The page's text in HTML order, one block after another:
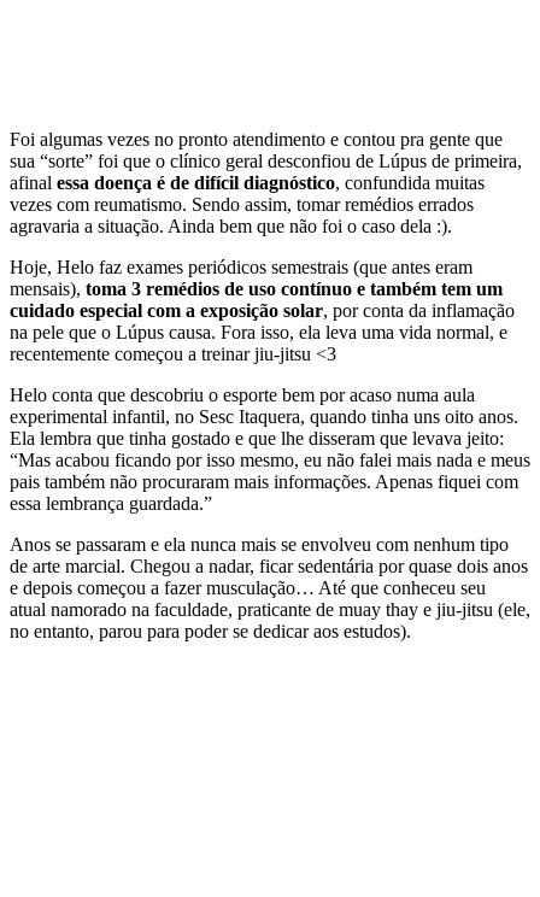
Foi algumas vezes no pronto atendimento e contou pra gente que
sua “sorte” foi que o clínico geral desconfiou de Lúpus de primeira,
afinal essa doença é de difícil diagnóstico, confundida muitas
vezes com reumatismo. Sendo assim, tomar remédios errados
agravaria a situação. Ainda bem que não foi o caso dela :).
Hoje, Helo faz exames periódicos semestrais (que antes eram
mensais), toma 3 remédios de uso contínuo e também tem um
cuidado especial com a exposição solar, por conta da inflamação
na pele que o Lúpus causa. Fora isso, ela leva uma vida normal, e
recentemente começou a treinar jiu-jitsu <3
Helo conta que descobriu o esporte bem por acaso numa aula
experimental infantil, no Sesc Itaquera, quando tinha uns oito anos.
Ela lembra que tinha gostado e que lhe disseram que levava jeito:
“Mas acabou ficando por isso mesmo, eu não falei mais nada e meus
pais também não procuraram mais informações. Apenas fiquei com
essa lembrança guardada.”
Anos se passaram e ela nunca mais se envolveu com nenhum tipo
de arte marcial. Chegou a nadar, ficar sedentária por quase dois anos
e depois começou a fazer musculação… Até que conheceu seu
atual namorado na faculdade, praticante de muay thay e jiu-jitsu (ele,
no entanto, parou para poder se dedicar aos estudos).